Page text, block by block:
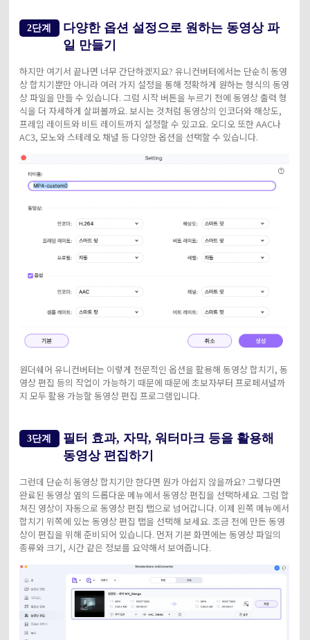
2단계
다양한 옵션 설정으로 원하는 동영상 파
일 만들기
하지만 여기서 끝나면 너무 간단하겠지요? 유니컨버터에서는 단순히 동영
상 합치기뿐만 아니라 여러 가지 설정을 통해 정확하게 원하는 형식의 동영
상 파일을 만들 수 있습니다. 그럼 시작 버튼을 누르기 전에 동영상 출력 형
식을 더 자세하게 살펴볼까요. 보시는 것처럼 동영상의 인코더와 해상도,
프레임 레이트와 비트 레이트까지 설정할 수 있고요. 오디오 또한 AAC나
AC3, 모노와 스테레오 채널 등 다양한 옵션을 선택할 수 있습니다.
원더쉐어 유니컨버터는 이렇게 전문적인 옵션을 활용해 동영상 합치기, 동
영상 편집 등의 작업이 가능하기 때문에 때문에 초보자부터 프로페셔널까
지 모두 활용 가능할 동영상 편집 프로그램입니다.
3단계
필터 효과, 자막, 워터마크 등을 활용해
동영상 편집하기
그런데 단순히 동영상 합치기만 한다면 뭔가 아쉽지 않을까요? 그렇다면
완료된 동영상 옆의 드롭다운 메뉴에서 동영상 편집을 선택하세요. 그럼 합
쳐진 영상이 자동으로 동영상 편집 탭으로 넘어갑니다. 이제 왼쪽 메뉴에서
합치기 위쪽에 있는 동영상 편집 탭을 선택해 보세요. 조금 전에 만든 동영
상이 편집을 위해 준비되어 있습니다. 먼저 기본 화면에는 동영상 파일의
종류와 크기, 시간 같은 정보를 요약해서 보여줍니다.